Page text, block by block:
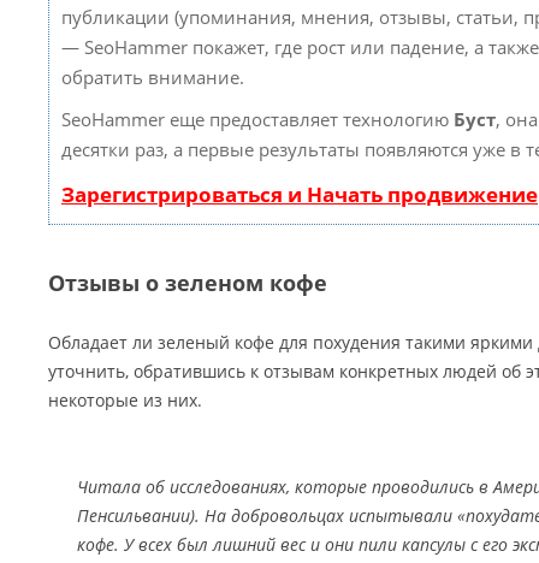
публикации (упоминания, мнения, отзывы, статьи,
— SeoHammer покажет, где рост или падение, а
обратить внимание.
SeoHammer еще предоставляет технологию Буст,
десятки раз, а первые результаты появляются уже в
Зарегистрироваться и Начать продвижение
Отзывы о зеленом кофе
Обладает ли зеленый кофе для похудения такими
уточнить, обратившись к отзывам конкретных людей об
некоторые из них.
Читала об исследованиях, которые проводились в
Пенсильвании). На добровольцах испытывали
кофе. У всех был лишний вес и они пили капсулы с его